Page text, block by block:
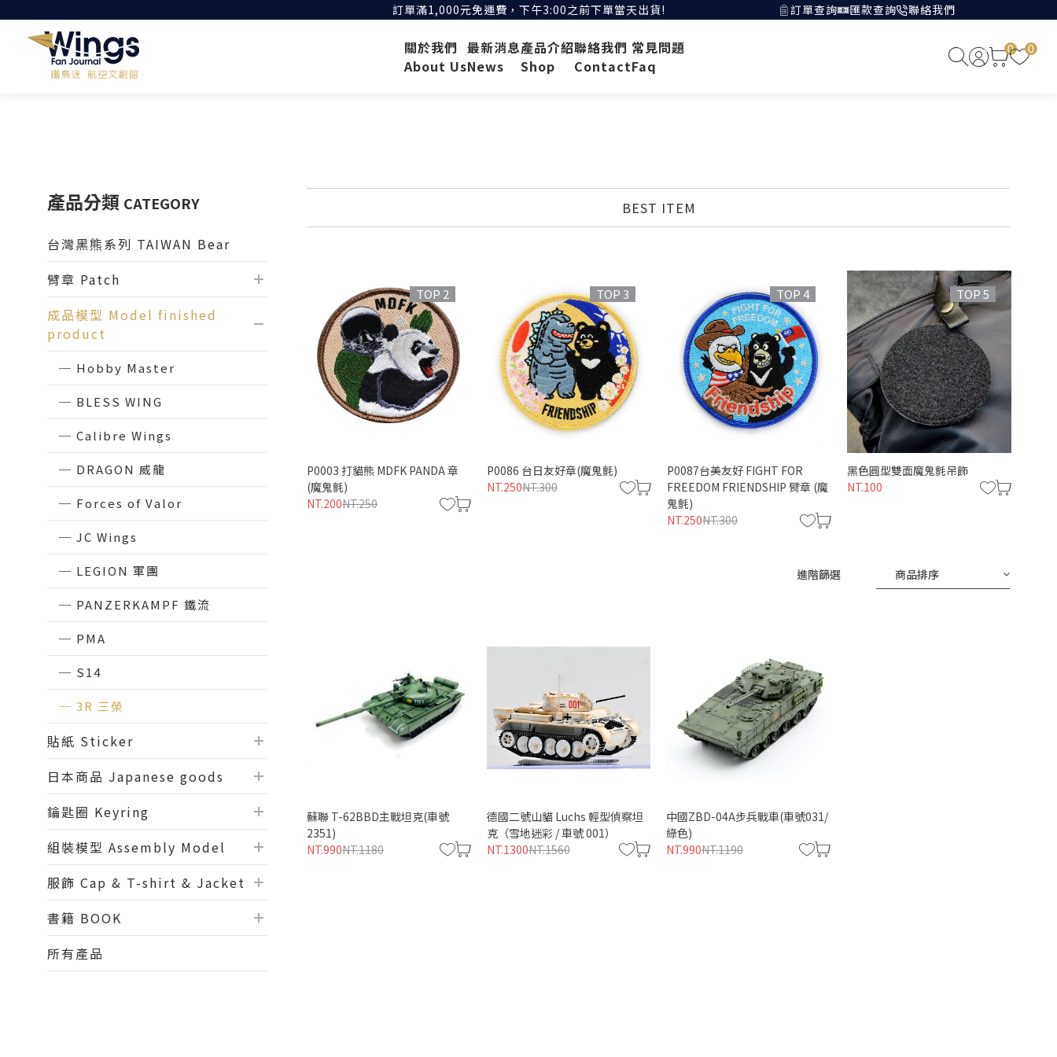
訂單滿1,000元免運費，下午3:00之前下單當天出貨! 訂單查詢 匯款查詢 聯絡我們
關於我們
About Us
最新消息
News
產品介紹
Shop
聯絡我們
Contact
常見問題
Faq
0 0
產品分類 CATEGORY
台灣黑熊系列 TAIWAN Bear
臂章 Patch
成品模型 Model finished
product
Hobby Master
BLESS WING
Calibre Wings
DRAGON 威龍
Forces of Valor
JC Wings
LEGION 軍團
PANZERKAMPF 鐵流
PMA
S14
3R 三榮
貼紙 Sticker
日本商品 Japanese goods
鑰匙圈 Keyring
組裝模型 Assembly Model
服飾 Cap & T-shirt & Jacket
書籍 BOOK
所有產品
BEST ITEM
魔鬼氈吊飾
P0001台灣黑熊士氣臂章
Scramble! WE ARE OPEN 24/7
(粉紅版)(魔鬼氈)
NT.200NT.250
P0003 打貓熊 MDFK PANDA 章
(魔鬼氈)
NT.200NT.250
P0086 台日友好章(魔鬼氈)
NT.250NT.300
P0087台美友好 FIGHT FOR
FREEDOM FRIENDSHIP 臂章 (魔
鬼氈)
NT.250NT.300
黑色圓型雙面魔鬼氈吊飾
NT.100
進階篩選 商品排序
蘇聯 T-62BBD主戰坦克(車號
2351)
NT.990NT.1180
德國二號山貓 Luchs 輕型偵察坦
克（雪地迷彩 / 車號 001）
NT.1300NT.1560
中國ZBD-04A步兵戰車(車號031/
綠色)
NT.990NT.1190